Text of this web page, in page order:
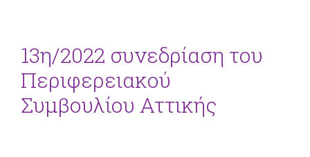
13η/2022 συνεδρίαση του
Περιφερειακού
Συμβουλίου Αττικής